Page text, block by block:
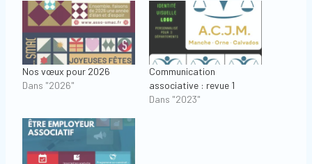
Nos vœux pour 2026
Dans "2026"
Communication
associative : revue 1
Dans "2023"